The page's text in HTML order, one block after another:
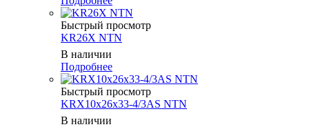
Быстрый просмотр
KR26X NTN
В наличии
Подробнее
Быстрый просмотр
KRX10x26x33-4/3AS NTN
В наличии